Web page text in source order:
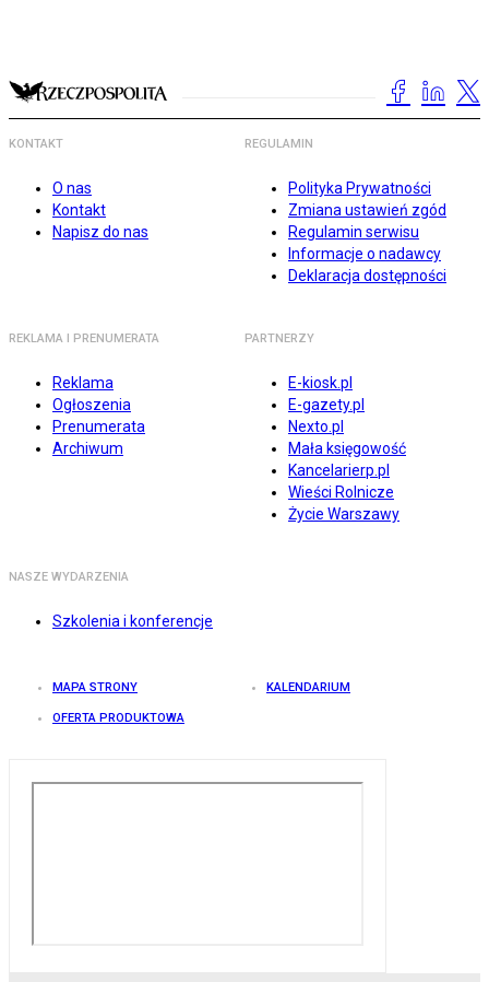
KONTAKT
O nas
Kontakt
Napisz do nas
REGULAMIN
Polityka Prywatności
Zmiana ustawień zgód
Regulamin serwisu
Informacje o nadawcy
Deklaracja dostępności
REKLAMA I PRENUMERATA
Reklama
Ogłoszenia
Prenumerata
Archiwum
PARTNERZY
E-kiosk.pl
E-gazety.pl
Nexto.pl
Mała księgowość
Kancelarierp.pl
Wieści Rolnicze
Życie Warszawy
NASZE WYDARZENIA
Szkolenia i konferencje
MAPA STRONY KALENDARIUM
OFERTA PRODUKTOWA